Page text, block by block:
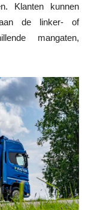
Klanten kunnen
de linker- of
mangaten,